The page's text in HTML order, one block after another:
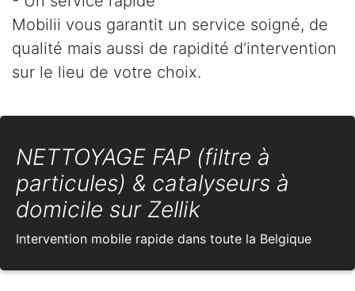
Mobilii vous garantit un service soigné, de
qualité mais aussi de rapidité d’intervention
sur le lieu de votre choix.
NETTOYAGE FAP (filtre à
particules) & catalyseurs à
domicile sur Zellik
Intervention mobile rapide dans toute la Belgique